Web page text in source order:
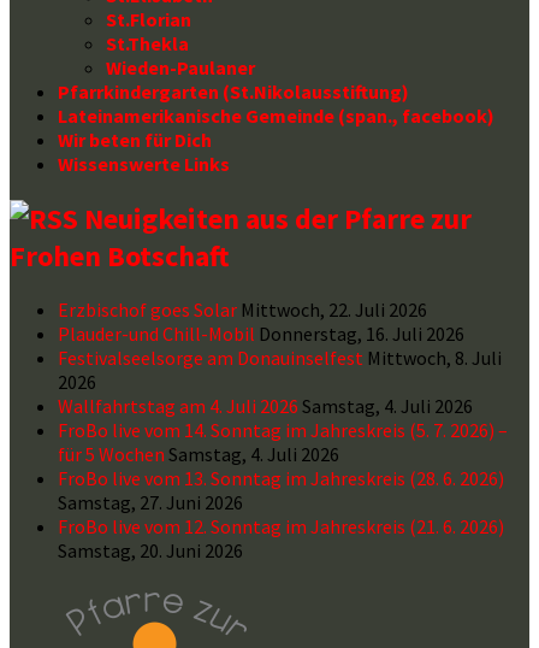
St.Florian
St.Thekla
Wieden-Paulaner
Pfarrkindergarten (St.Nikolausstiftung)
Lateinamerikanische Gemeinde (span., facebook)
Wir beten für Dich
Wissenswerte Links
Neuigkeiten aus der Pfarre zur
Frohen Botschaft
Erzbischof goes Solar Mittwoch, 22. Juli 2026
Plauder-und Chill-Mobil Donnerstag, 16. Juli 2026
Festivalseelsorge am Donauinselfest Mittwoch, 8. Juli
2026
Wallfahrtstag am 4. Juli 2026 Samstag, 4. Juli 2026
FroBo live vom 14. Sonntag im Jahreskreis (5. 7. 2026) –
für 5 Wochen Samstag, 4. Juli 2026
FroBo live vom 13. Sonntag im Jahreskreis (28. 6. 2026)
Samstag, 27. Juni 2026
FroBo live vom 12. Sonntag im Jahreskreis (21. 6. 2026)
Samstag, 20. Juni 2026